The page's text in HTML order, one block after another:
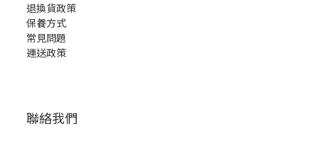
退換貨政策
保養方式
常見問題
運送政策
聯絡我們